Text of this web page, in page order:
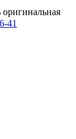
оригинальная
41